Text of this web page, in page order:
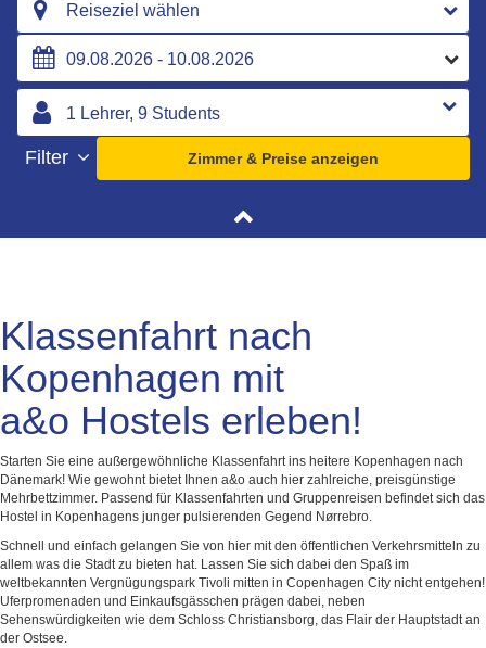
Reiseziel wählen
Filter Zimmer & Preise anzeigen
Klassenfahrt nach
Kopenhagen mit
a&o Hostels erleben!
Starten Sie eine außergewöhnliche Klassenfahrt ins heitere Kopenhagen nach
Dänemark! Wie gewohnt bietet Ihnen a&o auch hier zahlreiche, preisgünstige
Mehrbettzimmer. Passend für Klassenfahrten und Gruppenreisen befindet sich das
Hostel in Kopenhagens junger pulsierenden Gegend Nørrebro.
Schnell und einfach gelangen Sie von hier mit den öffentlichen Verkehrsmitteln zu
allem was die Stadt zu bieten hat. Lassen Sie sich dabei den Spaß im
weltbekannten Vergnügungspark Tivoli mitten in Copenhagen City nicht entgehen!
Uferpromenaden und Einkaufsgässchen prägen dabei, neben
Sehenswürdigkeiten wie dem Schloss Christiansborg, das Flair der Hauptstadt an
der Ostsee.